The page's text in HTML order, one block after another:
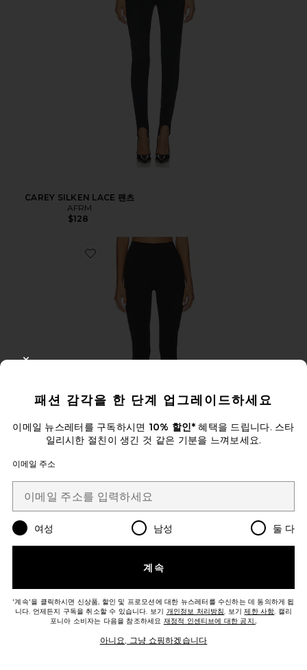
CAREY SILKEN LACE 팬츠
AFRM
$128
AFRM
$88
패션 감각을 한 단계 업그레이드하세요
이메일 뉴스레터를 구독하시면 10% 할인*혜택을 드립니다. 스타
일리시한 절친이 생긴 것 같은 기분을 느껴보세요.
이메일 주소
여성 남성 둘 다
계속
'계속'을 클릭하시면 신상품, 할인 및 프로모션에 대한 뉴스레터를 수신하는 데 동의하게 됩
니다. 언제든지 구독을 취소할 수 있습니다. 보기 개인정보 처리방침. 보기제한 사항. 캘리
포니아 소비자는 다음을 참조하세요 재정적 인센티브에 대한 공지..
아니요, 그냥 쇼핑하겠습니다